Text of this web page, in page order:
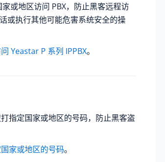
或地区访问 PBX，防止黑客远程访
或执行其他可能危害系统安全的操
Yeastar P 系列 IPPBX。
指定国家或地区的号码，防止黑客盗
家或地区的号码。